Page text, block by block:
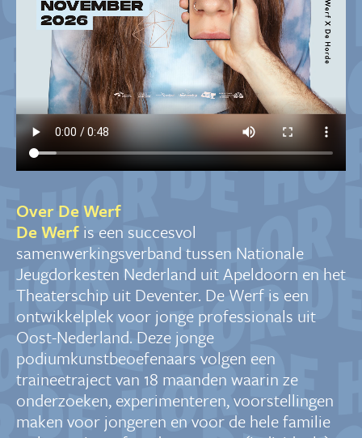
Over De Werf
De Werf is een succesvol
samenwerkingsverband tussen Nationale
Jeugdorkesten Nederland uit Apeldoorn en het
Theaterschip uit Deventer. De Werf is een
ontwikkelplek voor jonge professionals uit
Oost-Nederland. Deze jonge
podiumkunstbeoefenaars volgen een
traineetraject van 18 maanden waarin ze
onderzoeken, experimenteren, voorstellingen
maken voor jongeren en voor de hele familie